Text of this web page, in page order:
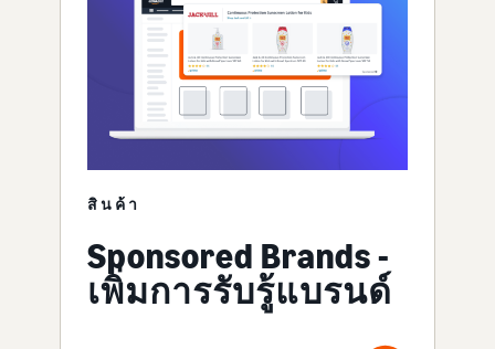
สินค้า
Sponsored Brands -
เพิ่มการรับรู้แบรนด์